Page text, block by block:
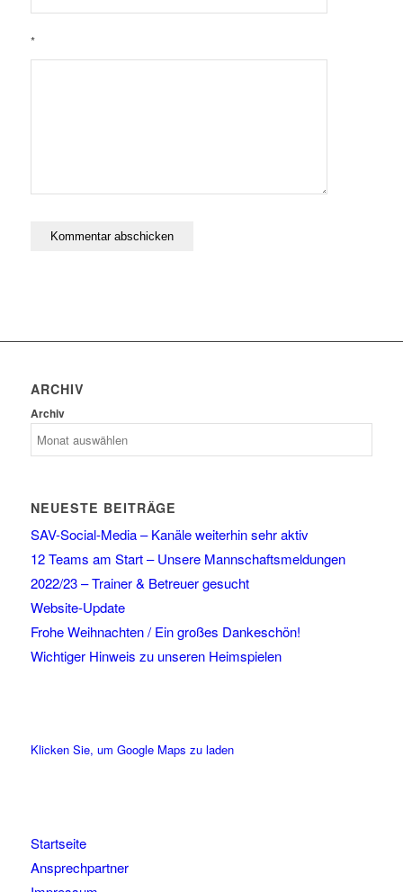
*
ARCHIV
Archiv
NEUESTE BEITRÄGE
SAV-Social-Media – Kanäle weiterhin sehr aktiv
12 Teams am Start – Unsere Mannschaftsmeldungen
2022/23 – Trainer & Betreuer gesucht
Website-Update
Frohe Weihnachten / Ein großes Dankeschön!
Wichtiger Hinweis zu unseren Heimspielen
Klicken Sie, um Google Maps zu laden
Startseite
Ansprechpartner